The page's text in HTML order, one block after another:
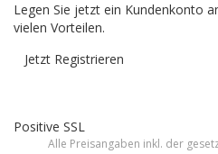
Legen Sie jetzt ein Kundenkonto
vielen Vorteilen.
Jetzt Registrieren
Positive SSL
Alle Preisangaben inkl. der